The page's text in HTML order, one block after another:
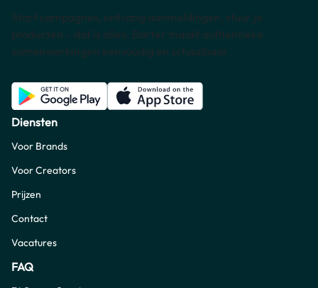
Start campagnes, ontvang aanmeldingen, stuur je
producten – dat is alles. Barter maakt authentieke
samenwerkingen eenvoudig en schaalbaar.
Diensten
Voor Brands
Voor Creators
Prijzen
Contact
Vacatures
FAQ